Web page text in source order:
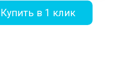
Купить в 1 клик